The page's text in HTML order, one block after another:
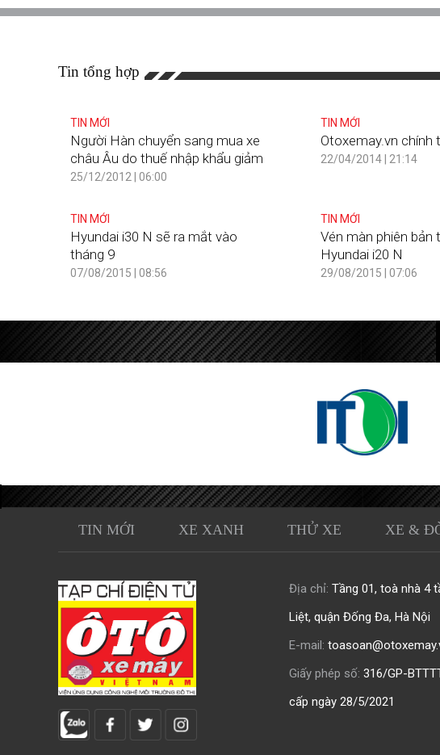
Tin tổng hợp
TIN MỚI
Người Hàn chuyển sang mua xe
châu Âu do thuế nhập khẩu giảm
25/12/2012 | 06:00
TIN MỚI
Otoxemay.vn chính
22/04/2014 | 21:14
TIN MỚI
Hyundai i30 N sẽ ra mắt vào
tháng 9
07/08/2015 | 08:56
TIN MỚI
Vén màn phiên bản
Hyundai i20 N
29/08/2015 | 07:06
TIN MỚI XE XANH THỬ XE XE &
Địa chỉ: Tầng 01, toà nhà 4
Liệt, quận Đống Đa, Hà Nội
E-mail:
Giấy phép số: 316/GP-
cấp ngày 28/5/2021